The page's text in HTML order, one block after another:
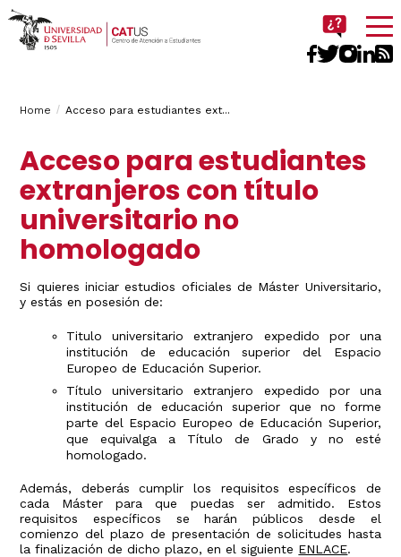
Imagen
Breadcrumbs
You
here:
Home Acceso para estudiantes ext...
Acceso para estudiantes
extranjeros con título
universitario no
homologado
Si quieres iniciar estudios oficiales de Máster Universitario,
y estás en posesión de:
Titulo universitario extranjero expedido por una
institución de educación superior del Espacio
Europeo de Educación Superior.
Título universitario extranjero expedido por una
institución de educación superior que no forme
parte del Espacio Europeo de Educación Superior,
que equivalga a Título de Grado y no esté
homologado.
Además, deberás cumplir los requisitos específicos de
cada Máster para que puedas ser admitido. Estos
requisitos específicos se harán públicos desde el
comienzo del plazo de presentación de solicitudes hasta
la finalización de dicho plazo, en el siguiente ENLACE.